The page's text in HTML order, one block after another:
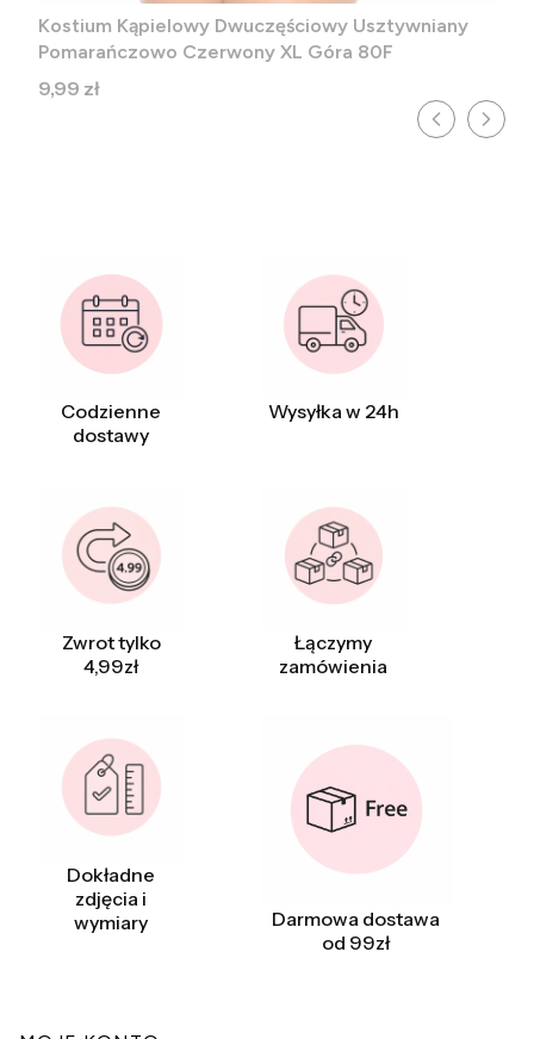
Kostium Kąpielowy Dwuczęściowy Usztywniany
Pomarańczowo Czerwony XL Góra 80F
Cena
9,99 zł
Codzienne
dostawy
Wysyłka w 24h
Zwrot tylko
4,99zł
Łączymy
zamówienia
Dokładne
zdjęcia i
wymiary
Darmowa dostawa
od 99zł